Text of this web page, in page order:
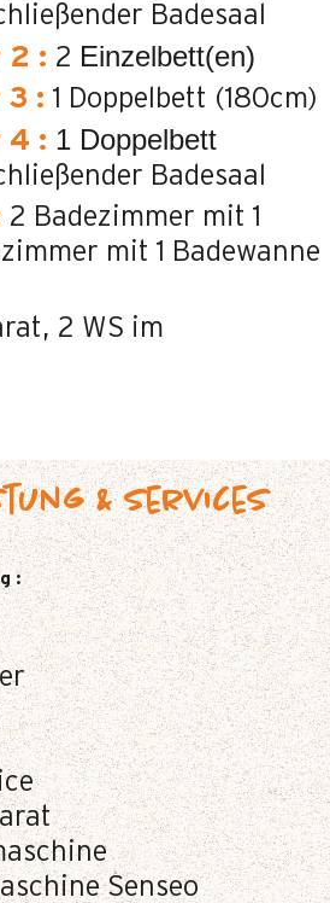
Badesaal
2 : 2 Einzelbett(en)
3 : 1 Doppelbett (180cm)
4 : 1 Doppelbett
Badesaal
2 Badezimmer mit 1
mit 1 Badewanne
2 WS im
& Services
:
Senseo